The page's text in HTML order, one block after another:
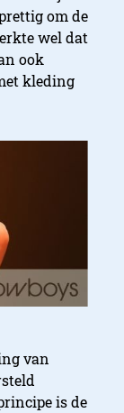
om de
wel dat
ook
kleding
van
is de